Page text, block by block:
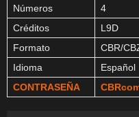
Números
4
Créditos
L9D
Formato
CBR/
Idioma
Español
CONTRASEÑA